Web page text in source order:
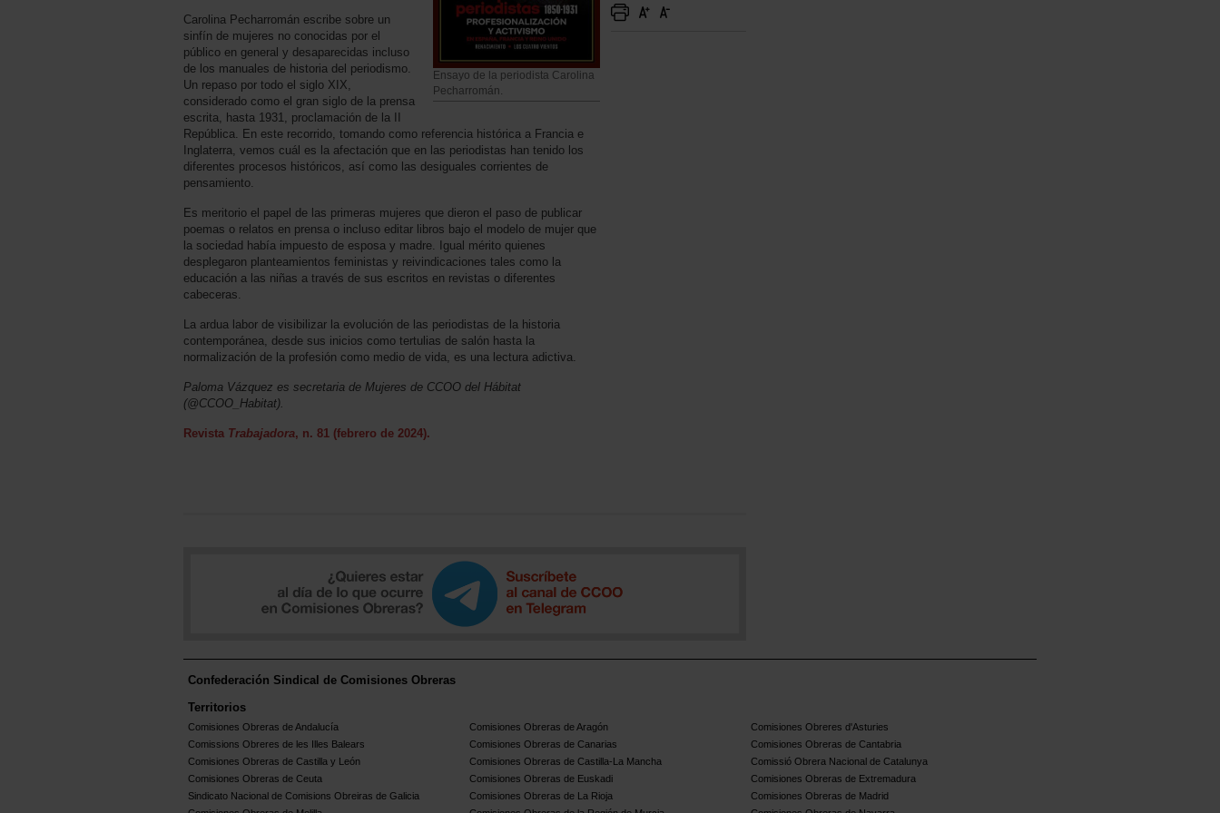
Ensayo de la periodista Carolina
Pecharromán.
Carolina Pecharromán escribe sobre un
sinfín de mujeres no conocidas por el
público en general y desaparecidas incluso
de los manuales de historia del periodismo.
Un repaso por todo el siglo XIX,
considerado como el gran siglo de la prensa
escrita, hasta 1931, proclamación de la II
República. En este recorrido, tomando como referencia histórica a Francia e
Inglaterra, vemos cuál es la afectación que en las periodistas han tenido los
diferentes procesos históricos, así como las desiguales corrientes de
pensamiento.
Es meritorio el papel de las primeras mujeres que dieron el paso de publicar
poemas o relatos en prensa o incluso editar libros bajo el modelo de mujer que
la sociedad había impuesto de esposa y madre. Igual mérito quienes
desplegaron planteamientos feministas y reivindicaciones tales como la
educación a las niñas a través de sus escritos en revistas o diferentes
cabeceras.
La ardua labor de visibilizar la evolución de las periodistas de la historia
contemporánea, desde sus inicios como tertulias de salón hasta la
normalización de la profesión como medio de vida, es una lectura adictiva.
Paloma Vázquez es secretaria de Mujeres de CCOO del Hábitat
(@CCOO_Habitat).
Revista Trabajadora, n. 81 (febrero de 2024).
Confederación Sindical de Comisiones Obreras
Territorios
Comisiones Obreras de Andalucía Comisiones Obreras de Aragón
Comisiones Obreres d'Asturies
Comissions Obreres de les Illes Balears
Comisiones Obreras de Canarias
Comisiones Obreras de Cantabria
Comisiones Obreras de Castilla y León
Comisiones Obreras de Castilla-La Mancha
Comissió Obrera Nacional de Catalunya
Comisiones Obreras de Ceuta
Comisiones Obreras de Euskadi
Comisiones Obreras de Extremadura
Sindicato Nacional de Comisions Obreiras de Galicia
Comisiones Obreras de La Rioja
Comisiones Obreras de Madrid